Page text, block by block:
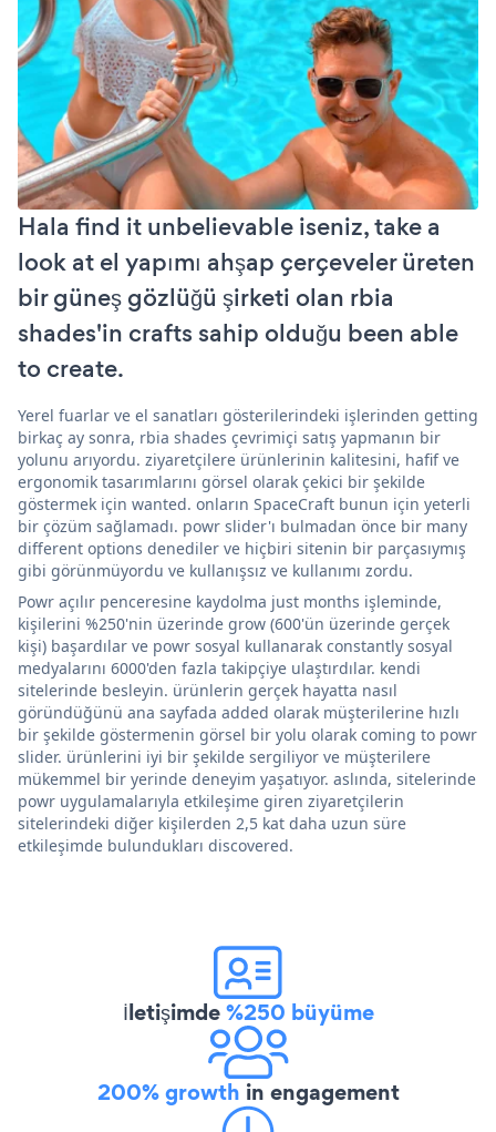
Hala find it unbelievable iseniz, take a
look at el yapımı ahşap çerçeveler üreten
bir güneş gözlüğü şirketi olan rbia
shades'in crafts sahip olduğu been able
to create.
Yerel fuarlar ve el sanatları gösterilerindeki işlerinden getting
birkaç ay sonra, rbia shades çevrimiçi satış yapmanın bir
yolunu arıyordu. ziyaretçilere ürünlerinin kalitesini, hafif ve
ergonomik tasarımlarını görsel olarak çekici bir şekilde
göstermek için wanted. onların SpaceCraft bunun için yeterli
bir çözüm sağlamadı. powr slider'ı bulmadan önce bir many
different options denediler ve hiçbiri sitenin bir parçasıymış
gibi görünmüyordu ve kullanışsız ve kullanımı zordu.
Powr açılır penceresine kaydolma just months işleminde,
kişilerini %250'nin üzerinde grow (600'ün üzerinde gerçek
kişi) başardılar ve powr sosyal kullanarak constantly sosyal
medyalarını 6000'den fazla takipçiye ulaştırdılar. kendi
sitelerinde besleyin. ürünlerin gerçek hayatta nasıl
göründüğünü ana sayfada added olarak müşterilerine hızlı
bir şekilde göstermenin görsel bir yolu olarak coming to powr
slider. ürünlerini iyi bir şekilde sergiliyor ve müşterilere
mükemmel bir yerinde deneyim yaşatıyor. aslında, sitelerinde
powr uygulamalarıyla etkileşime giren ziyaretçilerin
sitelerindeki diğer kişilerden 2,5 kat daha uzun süre
etkileşimde bulundukları discovered.
İletişimde%250 büyüme
200% growth in engagement